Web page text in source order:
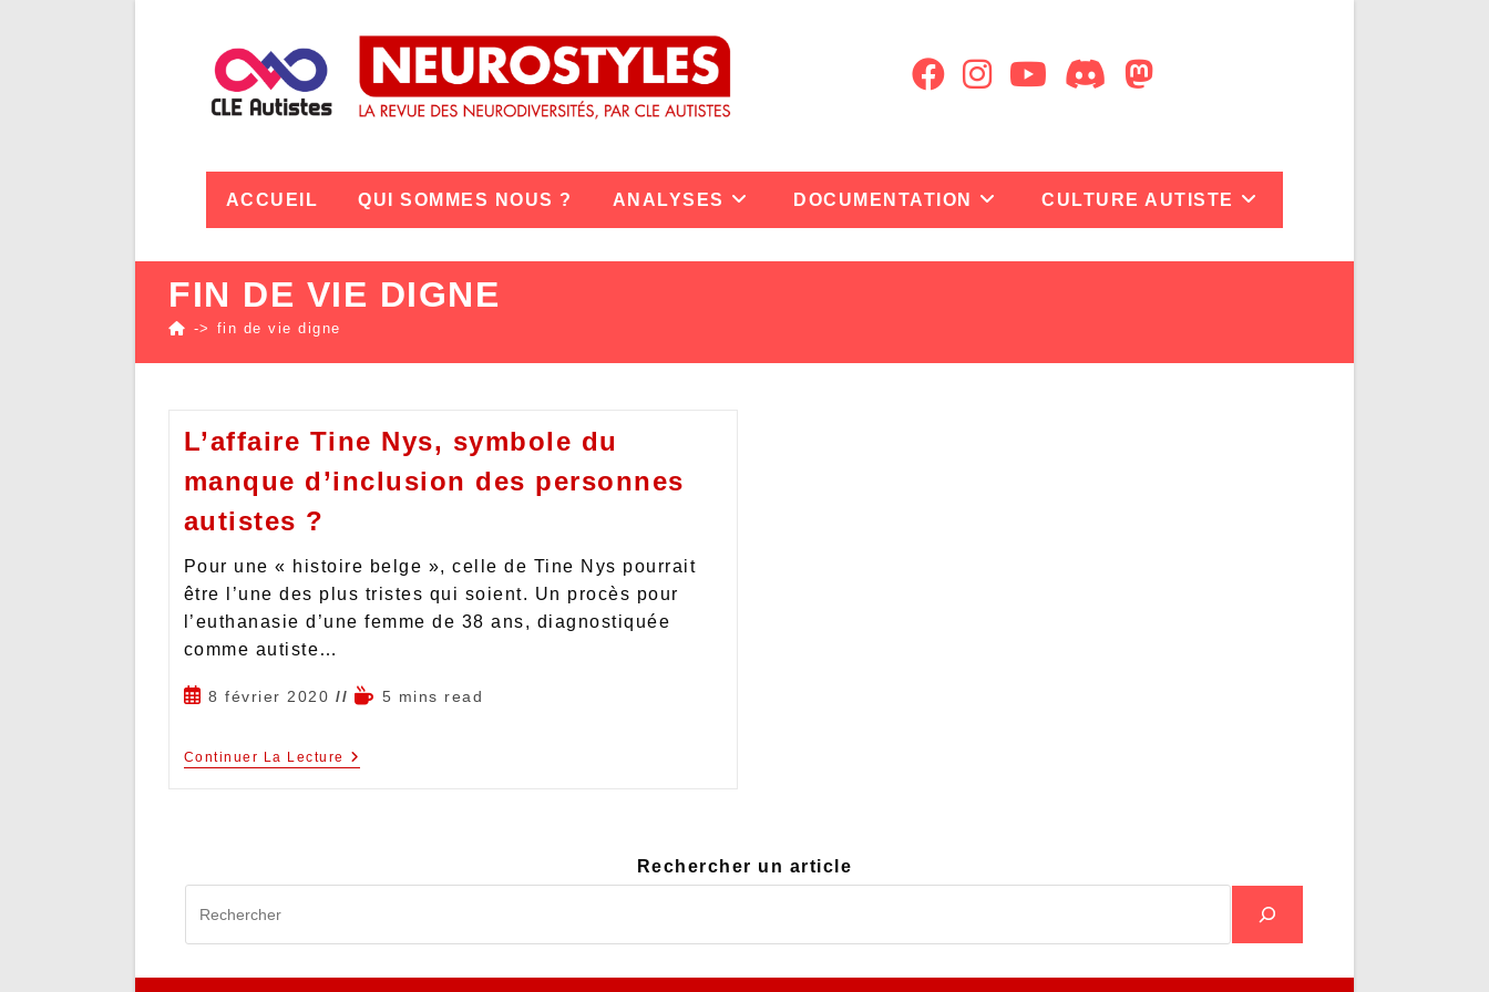
ACCUEIL QUI SOMMES NOUS ? ANALYSES DOCUMENTATION CULTURE AUTISTE
FIN DE VIE DIGNE
-> fin de vie digne
L’affaire Tine Nys, symbole du
manque d’inclusion des personnes
autistes ?
Pour une « histoire belge », celle de Tine Nys pourrait
être l’une des plus tristes qui soient. Un procès pour
l’euthanasie d’une femme de 38 ans, diagnostiquée
comme autiste…
8 février 2020 5 mins read
Continuer La Lecture
Rechercher un article